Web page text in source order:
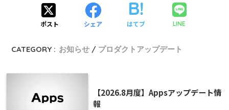
ポスト シェア はてブ LINE
CATEGORY : お知らせ プロダクトアップデート
【2026.8月度】Appsアップデート情
報